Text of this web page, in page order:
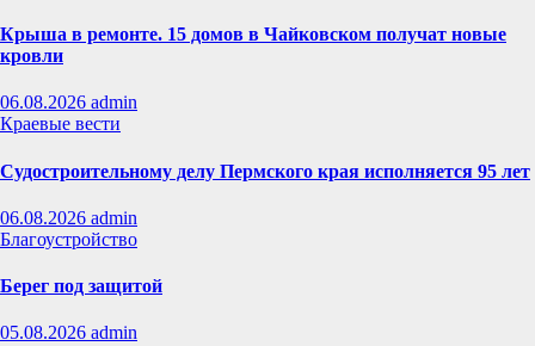
Крыша в ремонте. 15 домов в Чайковском получат новые
кровли
06.08.2026 admin
Краевые вести
Судостроительному делу Пермского края исполняется 95 лет
06.08.2026 admin
Благоустройство
Берег под защитой
05.08.2026 admin